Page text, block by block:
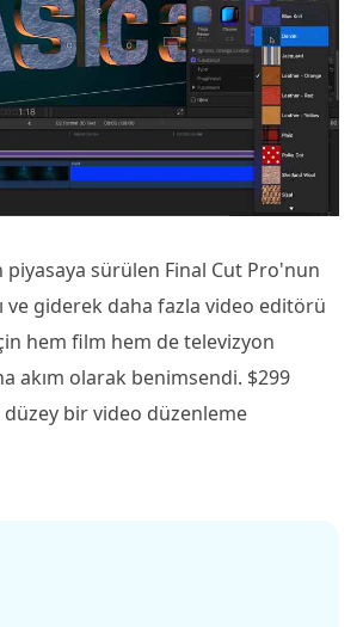
piyasaya sürülen Final Cut Pro'nun
ve giderek daha fazla video editörü
hem film hem de televizyon
akım olarak benimsendi. $299
bir video düzenleme